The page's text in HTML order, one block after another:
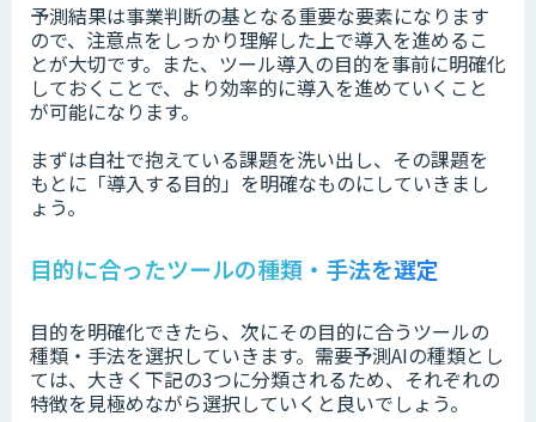
予測結果は事業判断の基となる重要な要素になります
ので、注意点をしっかり理解した上で導入を進めるこ
とが大切です。また、ツール導入の目的を事前に明確化
しておくことで、より効率的に導入を進めていくこと
が可能になります。
まずは自社で抱えている課題を洗い出し、その課題を
もとに「導入する目的」を明確なものにしていきまし
ょう。
目的に合ったツールの種類・手法を選定
目的を明確化できたら、次にその目的に合うツールの
種類・手法を選択していきます。需要予測AIの種類とし
ては、大きく下記の3つに分類されるため、それぞれの
特徴を見極めながら選択していくと良いでしょう。